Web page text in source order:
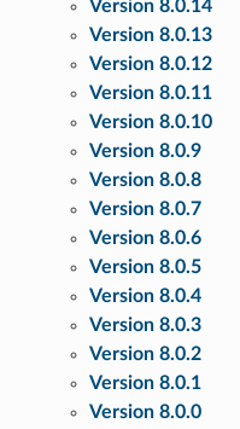
Version 8.0.14
Version 8.0.13
Version 8.0.12
Version 8.0.11
Version 8.0.10
Version 8.0.9
Version 8.0.8
Version 8.0.7
Version 8.0.6
Version 8.0.5
Version 8.0.4
Version 8.0.3
Version 8.0.2
Version 8.0.1
Version 8.0.0